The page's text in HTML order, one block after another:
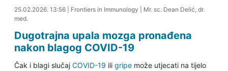
25.02.2026. 14:32
25.02.2026. 13:56| Frontiers in Immunology
Mr. sc. Dean Delić, dr.
med.
Dugotrajna upala mozga pronađena
nakon blagog COVID-19
Čak i blagi slučaj COVID-19 ili gripemože utjecati na tijelo